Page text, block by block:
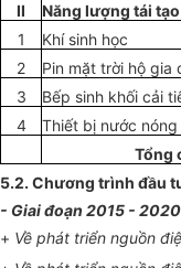
II
Năng lượng tái
1
Khí sinh học
2
Pin mặt trời hộ gia
3
Bếp sinh khối cải
4
Thiết bị nước
Tổng
5.2. Chương trình đầu
- Giai đoạn 2015 - 2020
+ Về phát triển nguồn